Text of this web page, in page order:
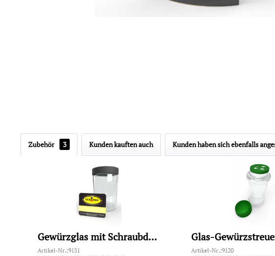
Zubehör 3 Kunden kauften auch Kunden haben sich ebenfalls
Gewürzglas mit Schraubdeckel
Artikel-Nr.:9151
Glas-
Artikel-Nr.:9120